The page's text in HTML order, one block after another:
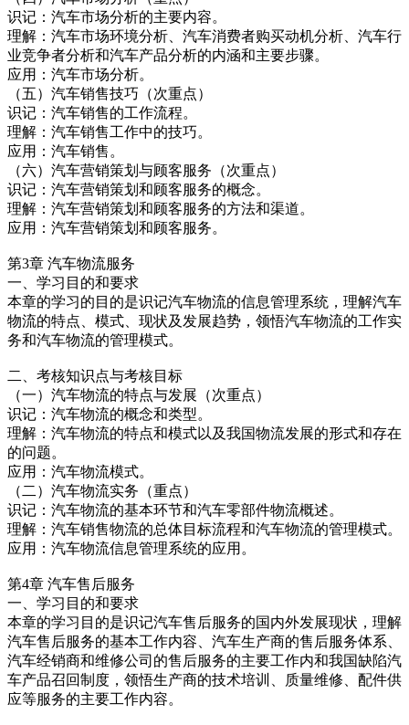
识记：汽车市场分析的主要内容。
理解：汽车市场环境分析、汽车消费者购买动机分析、汽车行
业竞争者分析和汽车产品分析的内涵和主要步骤。
应用：汽车市场分析。
（五）汽车销售技巧（次重点）
识记：汽车销售的工作流程。
理解：汽车销售工作中的技巧。
应用：汽车销售。
（六）汽车营销策划与顾客服务（次重点）
识记：汽车营销策划和顾客服务的概念。
理解：汽车营销策划和顾客服务的方法和渠道。
应用：汽车营销策划和顾客服务。
第3章 汽车物流服务
一、学习目的和要求
本章的学习的目的是识记汽车物流的信息管理系统，理解汽车
物流的特点、模式、现状及发展趋势，领悟汽车物流的工作实
务和汽车物流的管理模式。
二、考核知识点与考核目标
（一）汽车物流的特点与发展（次重点）
识记：汽车物流的概念和类型。
理解：汽车物流的特点和模式以及我国物流发展的形式和存在
的问题。
应用：汽车物流模式。
（二）汽车物流实务（重点）
识记：汽车物流的基本环节和汽车零部件物流概述。
理解：汽车销售物流的总体目标流程和汽车物流的管理模式。
应用：汽车物流信息管理系统的应用。
第4章 汽车售后服务
一、学习目的和要求
本章的学习目的是识记汽车售后服务的国内外发展现状，理解
汽车售后服务的基本工作内容、汽车生产商的售后服务体系、
汽车经销商和维修公司的售后服务的主要工作内和我国缺陷汽
车产品召回制度，领悟生产商的技术培训、质量维修、配件供
应等服务的主要工作内容。